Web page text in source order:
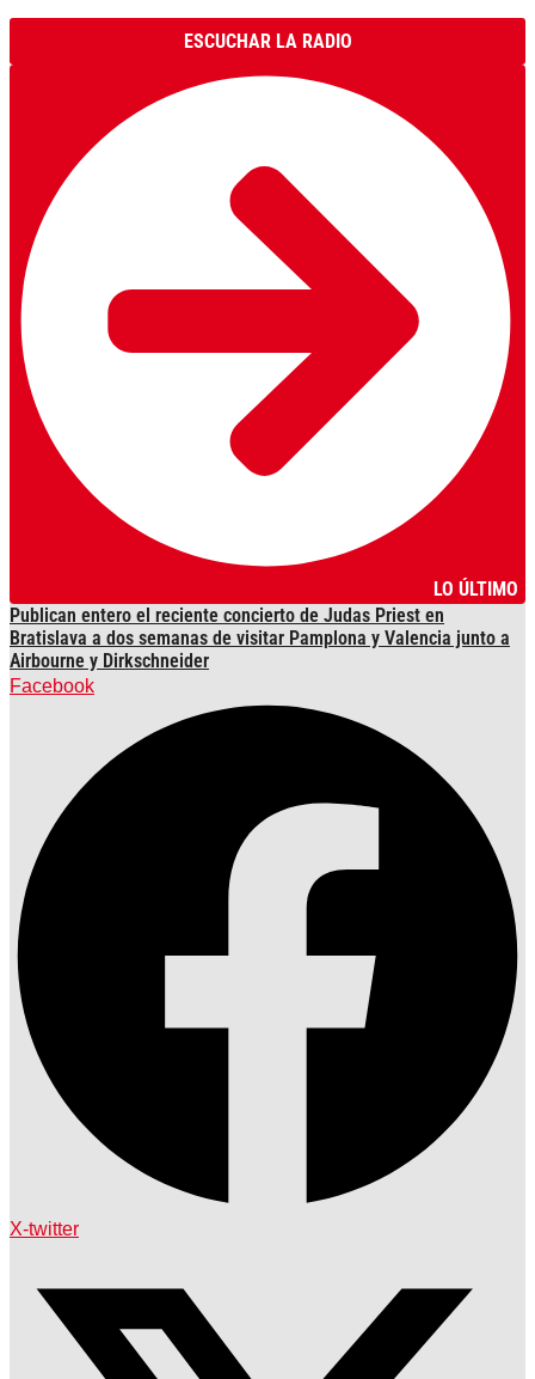
ESCUCHAR LA RADIO
LO ÚLTIMO
Publican entero el reciente concierto de Judas Priest en
Bratislava a dos semanas de visitar Pamplona y Valencia junto a
Airbourne y Dirkschneider
Facebook
X-twitter